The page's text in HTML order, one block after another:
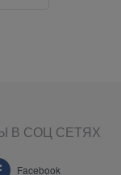
В СОЦ СЕТЯХ
Facebook